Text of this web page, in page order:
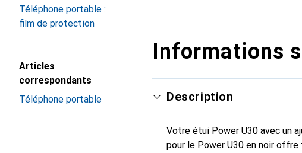
Téléphone portable :
film de protection
Articles
correspondants
Téléphone portable
Informations
Description
Votre étui Power U30 avec un
pour le Power U30 en noir